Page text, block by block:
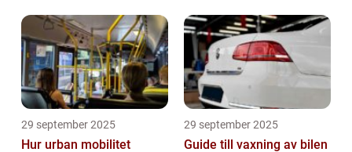
29 september 2025
Hur urban mobilitet
29 september 2025
Guide till vaxning av bilen